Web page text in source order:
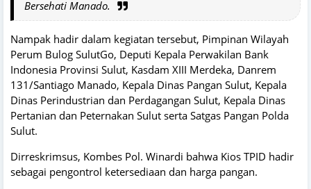
Bersehati Manado.
Nampak hadir dalam kegiatan tersebut, Pimpinan Wilayah
Perum Bulog SulutGo, Deputi Kepala Perwakilan Bank
Indonesia Provinsi Sulut, Kasdam XIII Merdeka, Danrem
131/Santiago Manado, Kepala Dinas Pangan Sulut, Kepala
Dinas Perindustrian dan Perdagangan Sulut, Kepala Dinas
Pertanian dan Peternakan Sulut serta Satgas Pangan Polda
Sulut.
Dirreskrimsus, Kombes Pol. Winardi bahwa Kios TPID hadir
sebagai pengontrol ketersediaan dan harga pangan.